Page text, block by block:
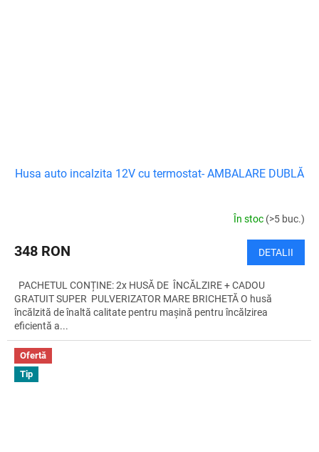
Husa auto incalzita 12V cu termostat- AMBALARE DUBLĂ
În stoc (>5 buc.)
348 RON DETALII
PACHETUL CONȚINE: 2x HUSĂ DE ÎNCĂLZIRE + CADOU
GRATUIT SUPER PULVERIZATOR MARE BRICHETĂ O husă
încălzită de înaltă calitate pentru mașină pentru încălzirea
eficientă a...
Ofertă
Tip